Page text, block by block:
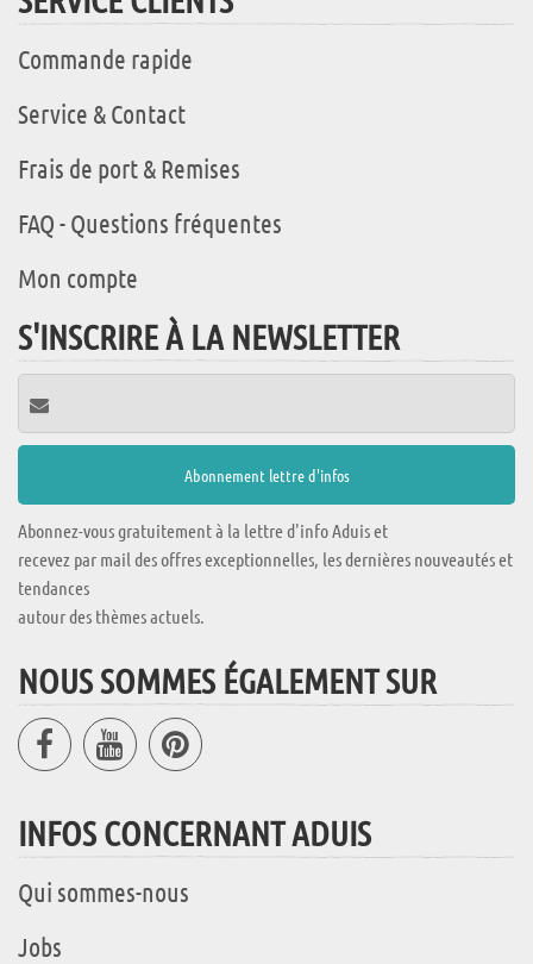
Commande rapide
Service & Contact
Frais de port & Remises
FAQ - Questions fréquentes
Mon compte
S'INSCRIRE À LA NEWSLETTER
Abonnez-vous gratuitement à la lettre d'info Aduis et
recevez par mail des offres exceptionnelles, les dernières nouveautés et
tendances
autour des thèmes actuels.
NOUS SOMMES ÉGALEMENT SUR
INFOS CONCERNANT ADUIS
Qui sommes-nous
Jobs